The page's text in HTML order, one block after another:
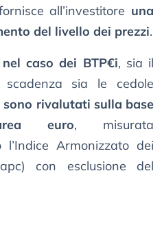
all’investitore una
del livello dei prezzi.
nel caso dei BTP€i, sia il
sia le cedole
sono rivalutati sulla base
euro, misurata
l’Indice Armonizzato dei
con esclusione del